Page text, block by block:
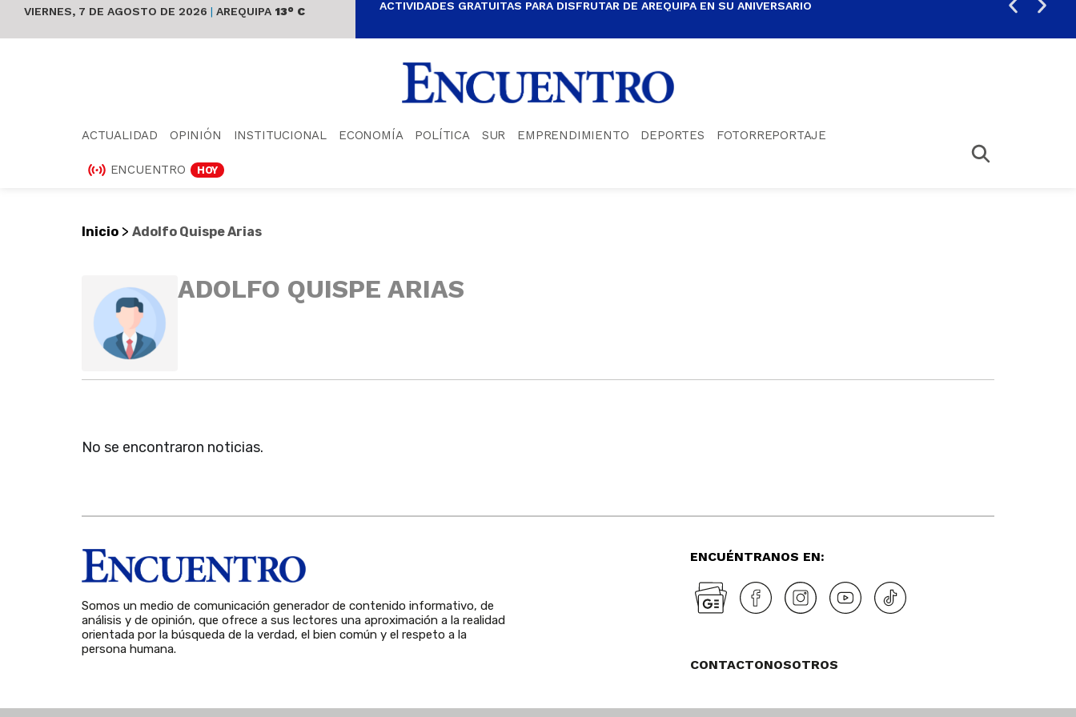
VIERNES, 7 DE AGOSTO DE 2026 | AREQUIPA 13° C ACTIVIDADES GRATUITAS PARA DISFRUTAR DE AREQUIPA EN SU ANIVERSARIO
ACTUALIDAD OPINIÓN INSTITUCIONAL ECONOMÍA POLÍTICA SUR EMPRENDIMIENTO DEPORTES FOTORREPORTAJE
ENCUENTRO HOY
Inicio > Adolfo Quispe Arias
ADOLFO QUISPE ARIAS
No se encontraron noticias.
Somos un medio de comunicación generador de contenido informativo, de
análisis y de opinión, que ofrece a sus lectores una aproximación a la realidad
orientada por la búsqueda de la verdad, el bien común y el respeto a la
persona humana.
ENCUÉNTRANOS EN:
CONTACTONOSOTROS